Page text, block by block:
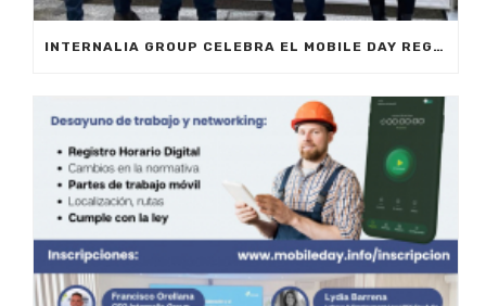
INTERNALIA GROUP CELEBRA EL MOBILE DAY REGISTRO HORARIO EN MARBELLA